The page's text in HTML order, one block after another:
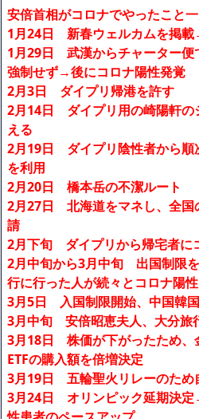
安倍首相がコロナでやったこと
1月24日 新春ウェルカムを掲
1月29日 武漢からチャーター便
強制せず→後にコロナ陽性発覚
2月3日 ダイプリ帰港を許す
2月14日 ダイプリ用の崎陽軒の
える
2月19日 ダイプリ陰性者から順
を利用
2月20日 橋本岳の不潔ルート
2月27日 北海道をマネし、全国
請
2月下旬 ダイプリから帰宅者に
2月中旬から3月中旬 出国制限
行に行った人が続々とコロナ陽
3月5日 入国制限開始、中国韓
3月中旬 安倍昭恵夫人、大分旅
3月18日 株価が下がったため、
ETFの購入額を倍増決定
3月19日 五輪聖火リレーのため
3月24日 オリンピック延期決